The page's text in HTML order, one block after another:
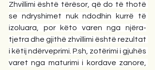
Zhvillimi është tërësor, që do të thotë
se ndryshimet nuk ndodhin kurrë të
izoluara, por këto varen nga njëra-
tjetra dhe gjithë zhvillimi është rezultat
i këtij ndërveprimi. P.sh , zotërimi i gjuhës
varet nga maturimi i kordave zanore,